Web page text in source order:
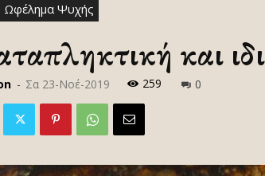
Ωφέλημα Ψυχής
και
- Σα 23-Νοέ-2019 259 0